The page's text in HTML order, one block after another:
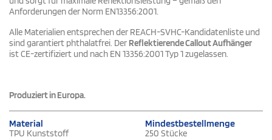
Anforderungen der Norm EN13356:2001.
Alle Materialien entsprechen der REACH-SVHC-Kandidatenliste und
sind garantiert phthalatfrei. Der Reflektierende Callout Aufhänger
ist CE-zertifiziert und nach EN 13356:2001 Typ 1 zugelassen.
Produziert in Europa.
Material
TPU Kunststoff
Mindestbestellmenge
250 Stücke